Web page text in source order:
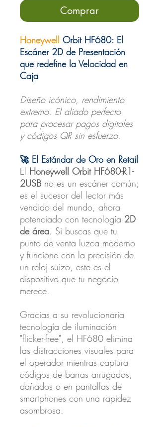
Comprar
Honeywell Orbit HF680: El
Escáner 2D de Presentación
que redefine la Velocidad en
Caja
Diseño icónico, rendimiento
extremo. El aliado perfecto
para procesar pagos digitales
y códigos QR sin esfuerzo.
🚀 El Estándar de Oro en Retail
El Honeywell Orbit HF680-R1-
2USB no es un escáner común;
es el sucesor del lector más
vendido del mundo, ahora
potenciado con tecnología 2D
de área. Si buscas que tu
punto de venta luzca moderno
y funcione con la precisión de
un reloj suizo, este es el
dispositivo que tu negocio
merece.
Gracias a su revolucionaria
tecnología de iluminación
"flicker-free", el HF680 elimina
las distracciones visuales para
el operador mientras captura
códigos de barras arrugados,
dañados o en pantallas de
smartphones con una rapidez
asombrosa.